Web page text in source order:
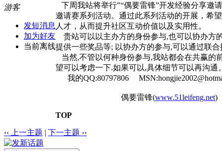
游客
发短消息
加为好友
当前离线
下周我站将举行"“偶要雷锋”开发经验分享邀
邀请赛系列活动。通过此系列活动的开展，希
人才，从而提升社区互动价值以及实用性。
贵站可以以主办方的身份参与,也可以协办方
提供一些奖品等; 以协办方的参与,可以通过联
当然,不管以何种身份参与,我站都会在共赢的
望可以考虑一下.如果可以,具体细节可以再沟通
我的QQ:80797806
偶要雷锋(www.51leifeng.net)
TOP
‹‹ 上一主题 | 下一主题 ››